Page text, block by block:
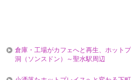
倉庫・工場がカフェへと再生、ホット
洞（ソンスドン）～聖水駅周辺